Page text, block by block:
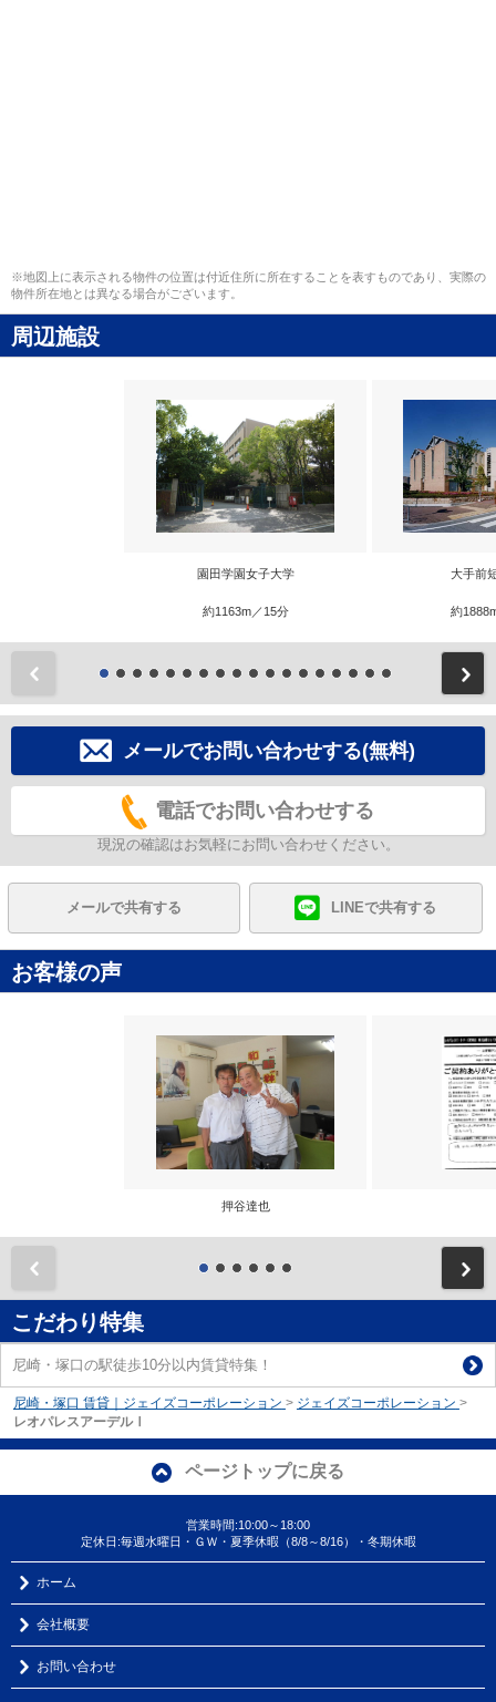
※地図上に表示される物件の位置は付近住所に所在することを表すものであり、実際の
物件所在地とは異なる場合がございます。
周辺施設
園田学園女子大学
約1163m／15分
大手前
約
メールでお問い合わせする(無料)
電話でお問い合わせする
現況の確認はお気軽にお問い合わせください。
メールで共有する LINEで共有する
お客様の声
押谷達也
こだわり特集
尼崎・塚口の駅徒歩10分以内賃貸特集！
尼崎・塚口 賃貸｜ジェイズコーポレーション > ジェイズコーポレーション >
レオパレスアーデルⅠ
ページトップに戻る
営業時間:10:00～18:00
定休日:毎週水曜日・ＧＷ・夏季休暇（8/8～8/16）・冬期休暇
ホーム
会社概要
お問い合わせ